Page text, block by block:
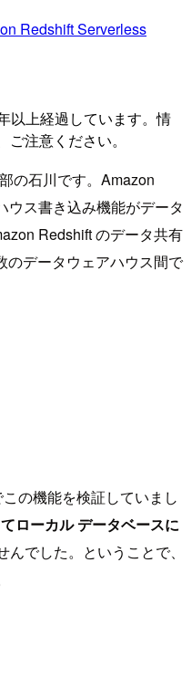
Redshift Serverless
以上経過しています。情
注意ください。
の石川です。Amazon
ウス書き込み機能がデータ
Redshift のデータ共有
のデータウェアハウス間で
の機能を検証していまし
ローカル データベースに
んでした。ということで、